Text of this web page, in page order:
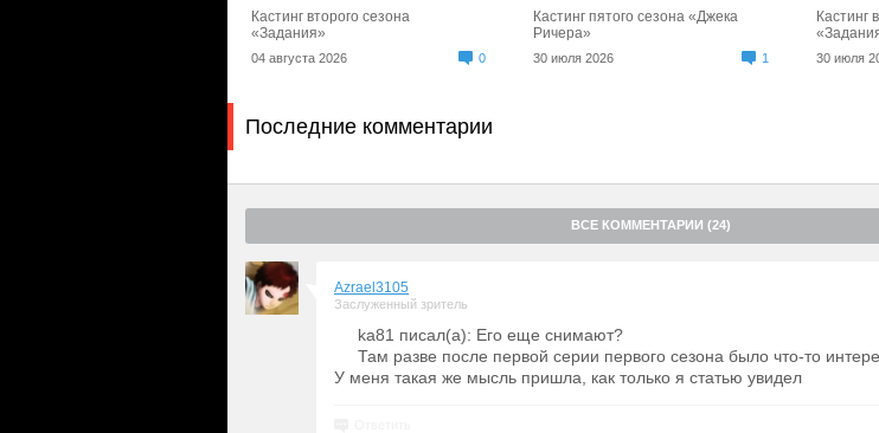
Кастинг второго сезона
«Задания»
04 августа 2026 0
Кастинг пятого сезона «Джека
Ричера»
30 июля 2026 1
Кастинг
30 июля
Последние комментарии
ВСЕ КОММЕНТАРИИ (24)
Azrael3105
Заслуженный зритель
ka81 писал(а): Его еще снимают?
Там разве после первой серии первого сезона было что-то
У меня такая же мысль пришла, как только я статью увидел